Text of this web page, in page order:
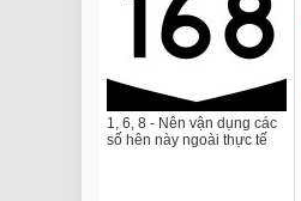
1, 6, 8 - Nên vận dụng các
số hên này ngoài thực tế